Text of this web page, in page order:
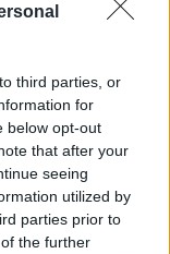
third parties, or
for
below opt-out
that after your
seeing
utilized by
parties prior to
the further